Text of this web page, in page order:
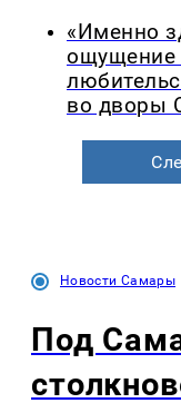
«Именно
ощущение
во дворы
Новости Самары
Под